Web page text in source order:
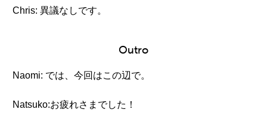
Chris: 異議なしです。
Outro
Naomi: では、今回はこの辺で。
Natsuko:お疲れさまでした！